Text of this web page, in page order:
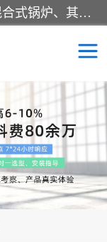
蒸汽锅炉：水管锅炉、火管锅炉、混合式锅炉、其他蒸汽锅炉； 热水锅炉：家用型集中供暖用热水锅炉、其他热水锅炉； 有机热载体锅炉； 船用蒸汽锅炉； （锅炉用辅助设备及装置）蒸汽冷凝器：表面冷凝器、混合式冷凝器、空冷式冷凝器、其他蒸汽冷凝器； 锅炉用辅助设备：节热器、蒸汽收集器、蓄能器、烟垢清除器、气体回收器、泥渣刮除器、空气预热器、其他锅炉用辅助设备；